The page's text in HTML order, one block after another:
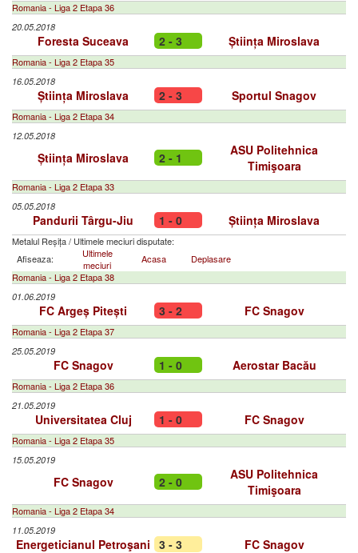
Romania - Liga 2 Etapa 36
20.05.2018
Foresta Suceava 2 - 3 Știința Miroslava
Romania - Liga 2 Etapa 35
16.05.2018
Știința Miroslava 2 - 3 Sportul Snagov
Romania - Liga 2 Etapa 34
12.05.2018
Știința Miroslava 2 - 1
ASU Politehnica
Timişoara
Romania - Liga 2 Etapa 33
05.05.2018
Pandurii Târgu-Jiu 1 - 0 Știința Miroslava
Metalul Reșița/ Ultimele meciuri disputate:
Afiseaza:
Ultimele
meciuri
Acasa
Deplasare
Romania - Liga 2 Etapa 38
01.06.2019
FC Argeș Pitești 3 - 2 FC Snagov
Romania - Liga 2 Etapa 37
25.05.2019
FC Snagov 1 - 0 Aerostar Bacău
Romania - Liga 2 Etapa 36
21.05.2019
Universitatea Cluj 1 - 0 FC Snagov
Romania - Liga 2 Etapa 35
15.05.2019
FC Snagov 2 - 0
ASU Politehnica
Timişoara
Romania - Liga 2 Etapa 34
11.05.2019
Energeticianul Petroşani 3 - 3 FC Snagov